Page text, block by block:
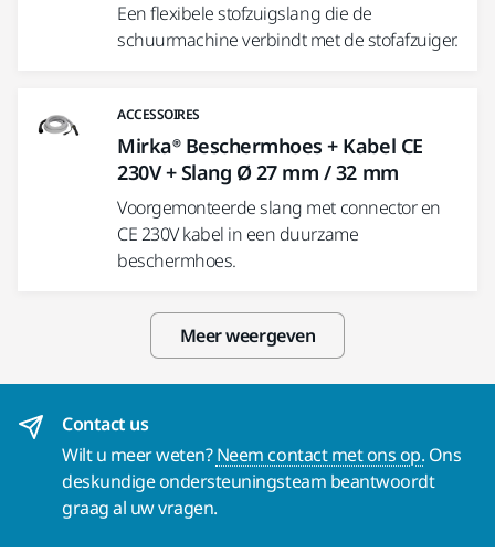
Een flexibele stofzuigslang die de
schuurmachine verbindt met de stofafzuiger.
ACCESSOIRES
Mirka® Beschermhoes + Kabel CE
230V + Slang Ø 27 mm / 32 mm
Voorgemonteerde slang met connector en
CE 230V kabel in een duurzame
beschermhoes.
Meer weergeven
Contact us
Wilt u meer weten?Neem contact met ons op. Ons
deskundige ondersteuningsteam beantwoordt
graag al uw vragen.